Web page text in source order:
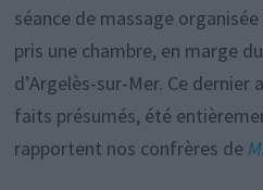
séance de massage
pris une chambre, en marge
d’Argelès-sur-Mer. Ce
faits présumés, été
rapportent nos confrères de